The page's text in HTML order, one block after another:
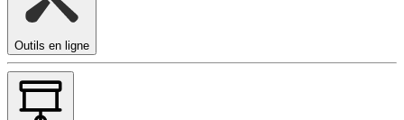
Outils en ligne